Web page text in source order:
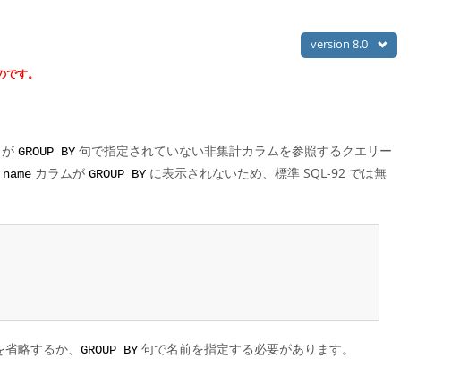
version 8.0
す。
GROUP BY 句で指定されていない非集計カラムを参照するクエリー
name カラムが GROUP BY に表示されないため、標準 SQL-92 では無
略するか、 GROUP BY 句で名前を指定する必要があります。